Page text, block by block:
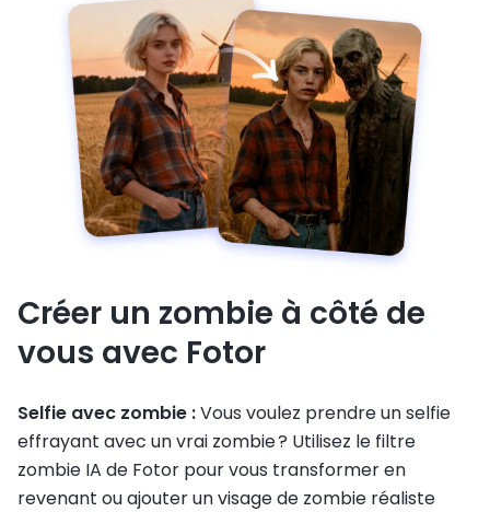
Créer un zombie à côté de
vous avec Fotor
Selfie avec zombie :Vous voulez prendre un selfie
effrayant avec un vrai zombie ? Utilisez le filtre
zombie IA de Fotor pour vous transformer en
revenant ou ajouter un visage de zombie réaliste